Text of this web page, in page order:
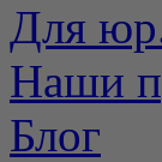
Для
Наши
Блог